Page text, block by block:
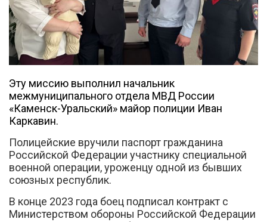
показывать
во
Эту миссию выполнил начальник
межмуниципального отдела МВД России
«Каменск-Уральский» майор полиции Иван
Каркавин.
Полицейские вручили паспорт гражданина
Российской Федерации участнику специальной
военной операции, уроженцу одной из бывших
союзных республик.
В конце 2023 года боец подписал контракт с
Министерством обороны Российской Федерации